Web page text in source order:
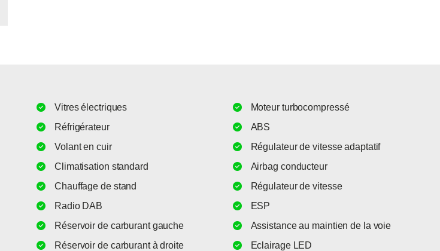
Vitres électriques
Réfrigérateur
Volant en cuir
Climatisation standard
Chauffage de stand
Radio DAB
Réservoir de carburant gauche
Réservoir de carburant à droite
Moteur turbocompressé
ABS
Régulateur de vitesse adaptatif
Airbag conducteur
Régulateur de vitesse
ESP
Assistance au maintien de la voie
Eclairage LED